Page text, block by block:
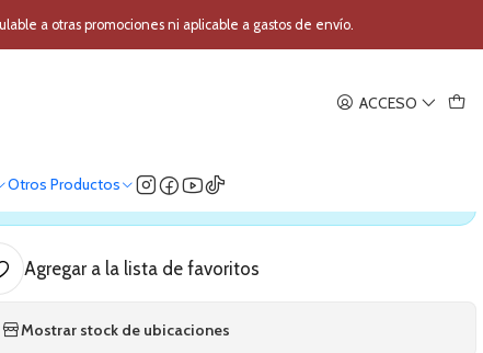
ACCESO
Otros Productos
a otras promociones ni aplicable a gastos de envío.
Soundcraft EFX12
Soundcraft EFX12
nuestro stock
Agregar a la lista de favoritos
Mostrar stock de ubicaciones